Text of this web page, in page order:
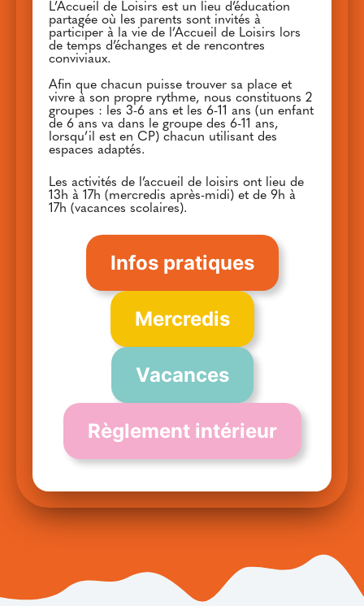
L’Accueil de Loisirs est un lieu d’éducation
partagée où les parents sont invités à
participer à la vie de l’Accueil de Loisirs lors
de temps d’échanges et de rencontres
conviviaux.
Afin que chacun puisse trouver sa place et
vivre à son propre rythme, nous constituons 2
groupes : les 3-6 ans et les 6-11 ans (un enfant
de 6 ans va dans le groupe des 6-11 ans,
lorsqu’il est en CP) chacun utilisant des
espaces adaptés.
Les activités de l’accueil de loisirs ont lieu de
13h à 17h (mercredis après-midi) et de 9h à
17h (vacances scolaires).
Infos pratiques
Mercredis
Vacances
Règlement intérieur